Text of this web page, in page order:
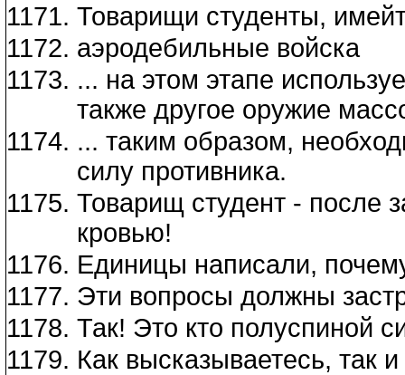
Товарищи студенты,
аэродебильные войска
... на этом этапе
также другое оружие
... таким образом,
силу противника.
Товарищ студент - после
кровью!
Единицы написали,
Эти вопросы должны
Так! Это кто полуспиной
Как высказываетесь, так